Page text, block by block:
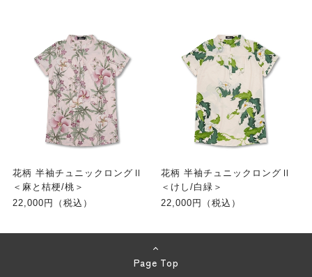
花柄 半袖チュニックロングⅡ
＜麻と桔梗/桃＞
22,000円（税込）
花柄 半袖チュニックロングⅡ
＜けし/白緑＞
22,000円（税込）
Page Top